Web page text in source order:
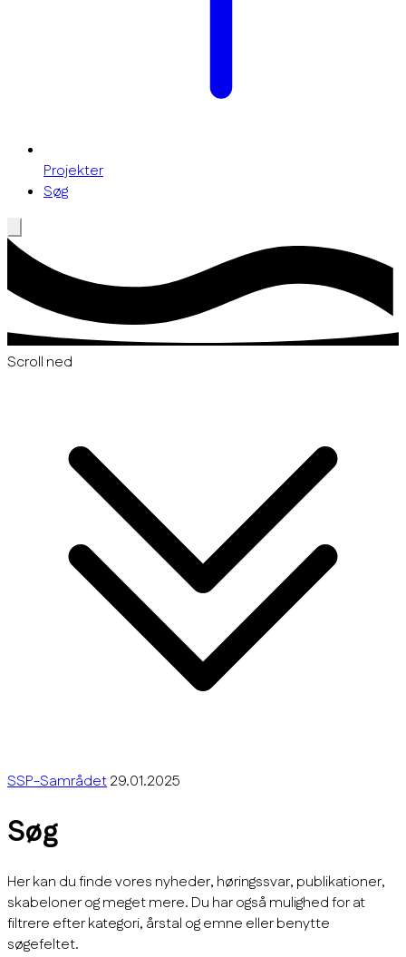
Projekter
Søg
Scroll ned
SSP-Samrådet29.01.2025
Søg
Her kan du finde vores nyheder, høringssvar, publikationer,
skabeloner og meget mere. Du har også mulighed for at
filtrere efter kategori, årstal og emne eller benytte
søgefeltet.